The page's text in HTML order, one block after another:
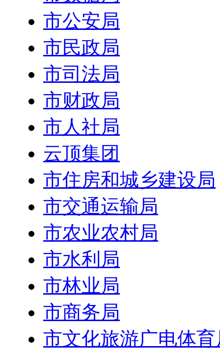
市公安局
市民政局
市司法局
市财政局
市人社局
云顶集团
市住房和城乡建设局
市交通运输局
市农业农村局
市水利局
市林业局
市商务局
市文化旅游广电体育